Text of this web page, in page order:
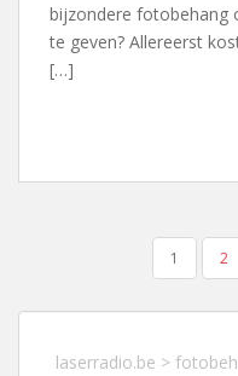
bijzondere fotobehang
te geven? Allereerst
[…]
BERICHTEN
PAGINERING
1 2
laserradio.be >